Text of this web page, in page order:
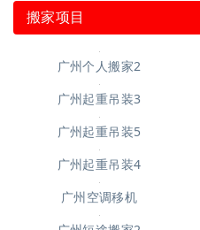
搬家项目
广州个人搬家2
广州起重吊装3
广州起重吊装5
广州起重吊装4
广州空调移机